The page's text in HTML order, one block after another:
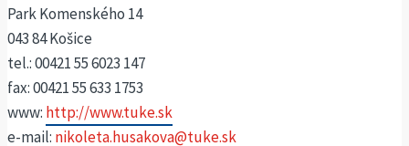
Park Komenského 14
043 84 Košice
tel.: 00421 55 6023 147
fax: 00421 55 633 1753
www: http://www.tuke.sk
e-mail: nikoleta.husakova@tuke.sk